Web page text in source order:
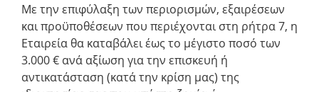
Με την επιφύλαξη των περιορισμών, εξαιρέσεων
και προϋποθέσεων που περιέχονται στη ρήτρα 7, η
Εταιρεία θα καταβάλει έως το μέγιστο ποσό των
3.000 € ανά αξίωση για την επισκευή ή
αντικατάσταση (κατά την κρίση μας) της